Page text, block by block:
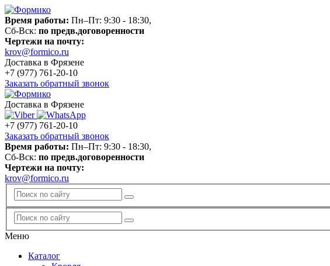
Время работы: Пн–Пт: 9:30 - 18:30,
Сб-Вск: по предв.договоренности
Чертежи на почту:
krov@formico.ru
Доставка в Фрязене
+7 (977) 761-20-10
Заказать обратный звонок
Доставка в Фрязене
+7 (977) 761-20-10
Заказать обратный звонок
Время работы: Пн–Пт: 9:30 - 18:30,
Сб-Вск: по предв.договоренности
Чертежи на почту:
krov@formico.ru
Меню
Каталог